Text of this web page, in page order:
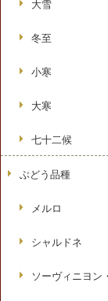
大雪
冬至
小寒
大寒
七十二候
ぶどう品種
メルロ
シャルドネ
ソーヴィニヨン